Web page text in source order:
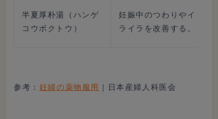
半夏厚朴湯（ハンゲ
コウボクトウ）
妊娠中のつわりやイ
ライラを改善する。
参考： 妊婦の薬物服用 ｜日本産婦人科医会